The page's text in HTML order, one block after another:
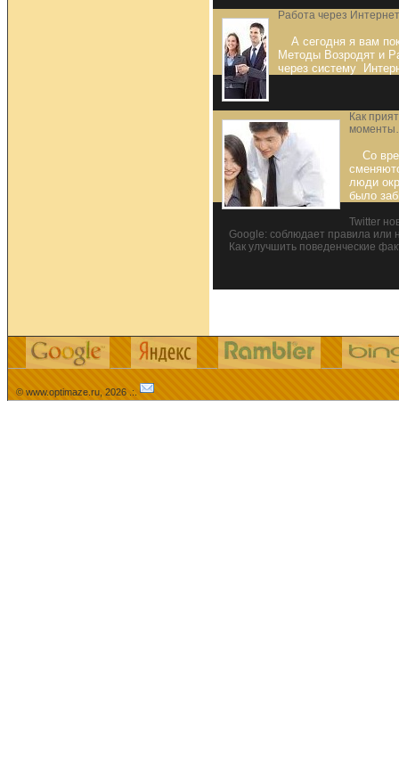
Работа через
А сегодня я вам
Методы Возродят и
через систему
Как
Со
люди
было
Twitter
Google: соблюдает правила или
Как улучшить поведенческие
© www.optimaze.ru, 2026 .:.